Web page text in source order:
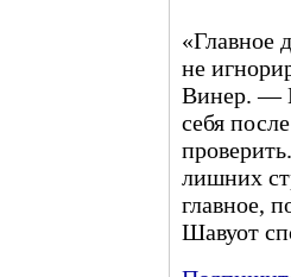
«Главное
не
Винер. —
себя
лишних
главное,
Шавуот